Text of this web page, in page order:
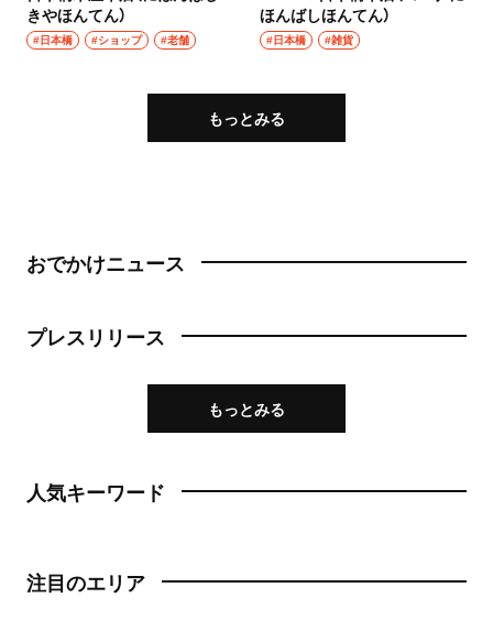
きやほんてん）
#日本橋 #ショップ #老舗
ほんばしほんてん）
#日本橋 #雑貨
もっとみる
おでかけニュース
プレスリリース
もっとみる
人気キーワード
注目のエリア